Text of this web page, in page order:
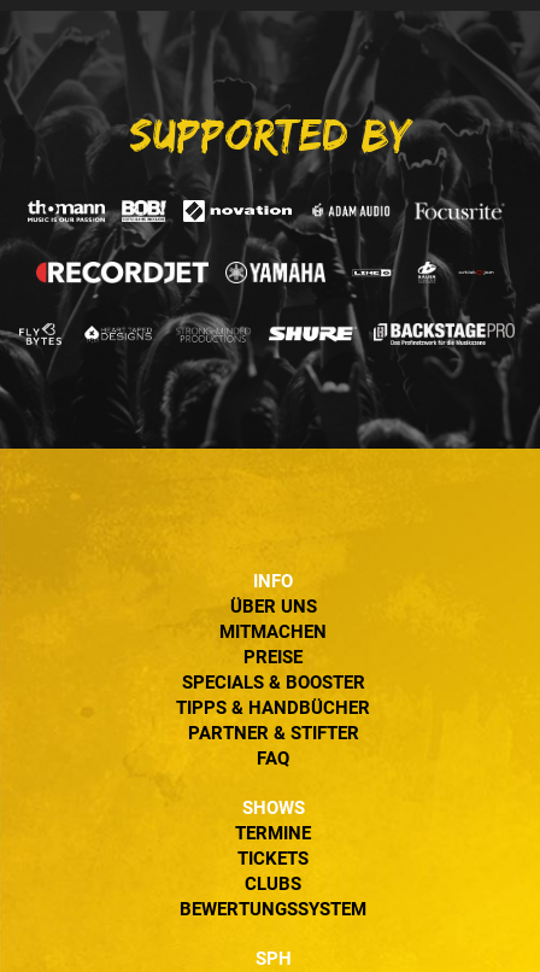
SUPPORTED BY
INFO
ÜBER UNS
MITMACHEN
PREISE
SPECIALS & BOOSTER
TIPPS & HANDBÜCHER
PARTNER & STIFTER
FAQ
SHOWS
TERMINE
TICKETS
CLUBS
BEWERTUNGSSYSTEM
SPH